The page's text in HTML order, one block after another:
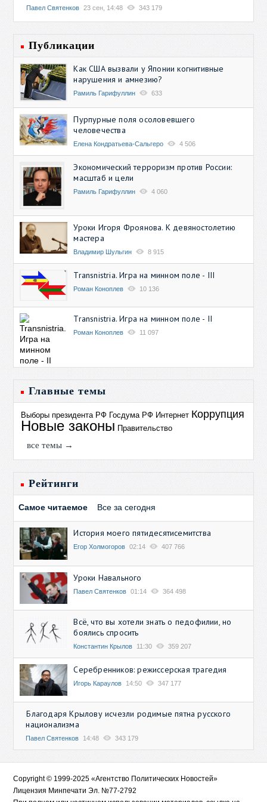
Павел Святенков 23 сен, 14:48 343 179
Публикации
Как США вызвали у Японии когнитивные
нарушения и амнезию?
Рамиль Гарифуллин 633
Пурпурные поля осоловевшего
человечества
Елена Кондратьева-Сальгеро 4 506
Экономический терроризм против России:
масштаб и цели
Рамиль Гарифуллин 4 060
Уроки Игоря Фроянова. К девяностолетию
мастера
Владимир Шульгин 8 915
Transnistria. Игра на минном поле - III
Роман Коноплев 10 136
Transnistria. Игра на минном поле - II
Роман Коноплев 11 097
Главные темы
Выборы президента РФ Госдума РФ Интернет Коррупция
Новые законы Правительство
все темы →
Рейтинги
Самое читаемое Все за сегодня
История моего пятидесятисемитства
Егор Холмогоров 02:14 407 766
Уроки Навального
Павел Святенков 01:14 364 498
Всё, что вы хотели знать о педофилии, но
боялись спросить
Константин Крылов 11:30 359 207
Серебренников: режиссерская трагедия
Игорь Караулов 14:50 347 177
Благодаря Крылову исчезли родимые пятна русского
национализма
Павел Святенков 14:48 343 179
Copyright © 1999-2025 «Агентство Политических Новостей»
Лицензия Минпечати Эл. №77-2792